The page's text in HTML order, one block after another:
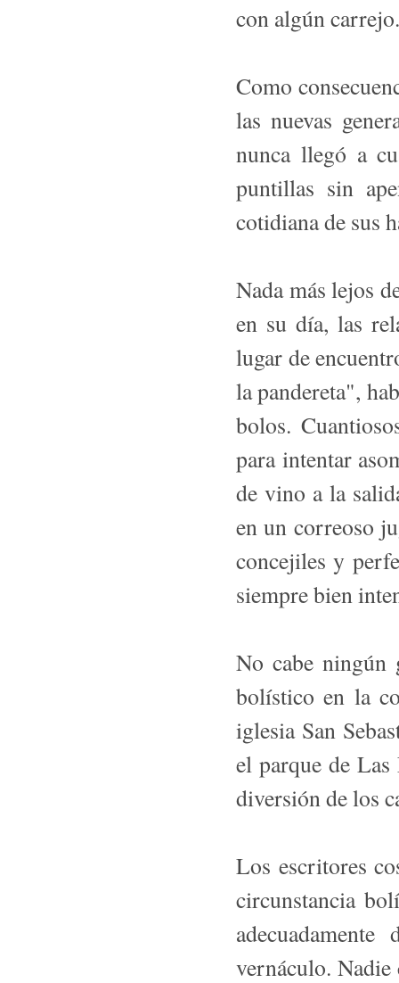
con algún carrejo.
Como
las nuevas
nunca llegó a
puntillas sin
cotidiana de sus
Nada más lejos
en su día, las
lugar de
la pandereta",
bolos.
para intentar
de vino a la
en un correoso
concejiles y
siempre bien
No cabe ningún
bolístico en la
iglesia San
el parque de
diversión de los
Los escritores
circunstancia
vernáculo. Nadie